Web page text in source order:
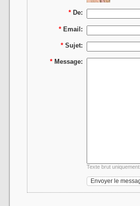
* De:
* Email:
* Sujet:
* Message:
Texte brut uniquement.